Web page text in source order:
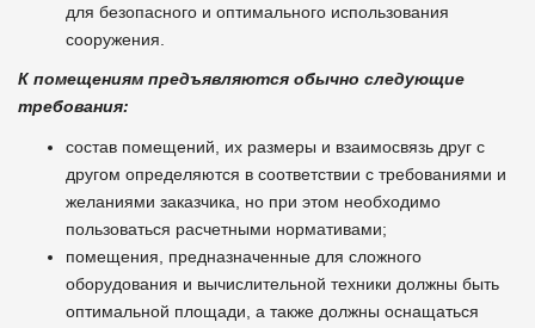
для безопасного и оптимального использования
сооружения.
К помещениям предъявляются обычно следующие
требования:
состав помещений, их размеры и взаимосвязь друг с
другом определяются в соответствии с требованиями и
желаниями заказчика, но при этом необходимо
пользоваться расчетными нормативами;
помещения, предназначенные для сложного
оборудования и вычислительной техники должны быть
оптимальной площади, а также должны оснащаться